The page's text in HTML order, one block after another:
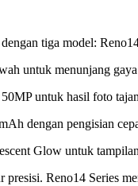
tiga model:
untuk menunjang
untuk hasil foto
dengan pengisian
Glow untuk
Reno14 Series